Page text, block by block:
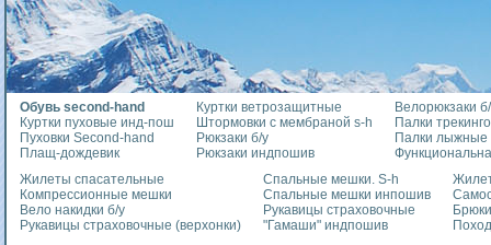
Обувь second-hand
Куртки пуховые инд-пош
Пуховки Second-hand
Плащ-дождевик
Куртки ветрозащитные
Штормовки с мембраной s-h
Рюкзаки б/у
Рюкзаки индпошив
Велорюкзаки
Палки
Палки лыжные
Жилеты спасательные
Компрессионные мешки
Вело накидки б/у
Рукавицы страховочные (верхонки)
Спальные мешки. S-h
Спальные мешки инпошив
Рукавицы страховочные
"Гамаши" индпошив